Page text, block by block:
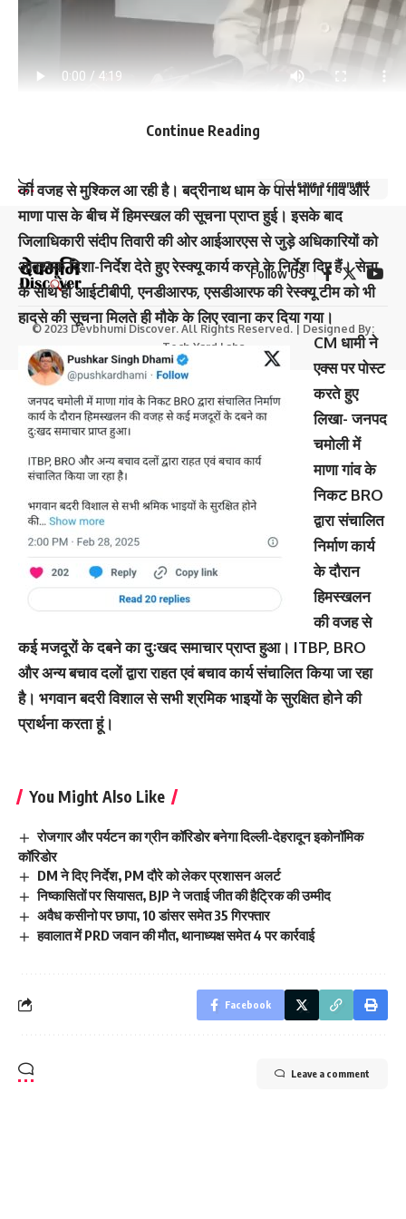
निष्कासितों पर सियासत, BJP ने जताई जीत की हैट्रिक की उम्मीद
अवैध कसीनो पर छापा, 10 डांसर समेत 35 गिरफ्तार
हवालात में PRD जवान की मौत, थानाध्यक्ष समेत 4 पर कार्रवाई
Leave a comment
CM धामी ने बताया कि रेस्क्यू ऑपरेशन लगातार जारी है। यहां सेना और
की वजह से मुश्किल आ रही है। बद्रीनाथ धाम के पास माणा गांव और
माणा पास के बीच में हिमस्खल की सूचना प्राप्त हुई। इसके बाद
जिलाधिकारी संदीप तिवारी की ओर आईआरएस से जुड़े अधिकारियों को
आवश्यक दिशा-निर्देश देते हुए रेस्क्यू कार्य करने के निर्देश दिए हैं। सेना
के साथ ही आईटीबीपी, एनडीआरफ, एसडीआरफ की रेस्क्यू टीम को भी
हादसे की सूचना मिलते ही मौके के लिए रवाना कर दिया गया।
CM धामी ने
एक्स पर पोस्ट
करते हुए
लिखा- जनपद
चमोली में
माणा गांव के
निकट BRO
द्वारा संचालित
निर्माण कार्य
के दौरान
हिमस्खलन
की वजह से
कई मजदूरों के दबने का दुःखद समाचार प्राप्त हुआ। ITBP, BRO
और अन्य बचाव दलों द्वारा राहत एवं बचाव कार्य संचालित किया जा रहा
है। भगवान बदरी विशाल से सभी श्रमिक भाइयों के सुरक्षित होने की
प्रार्थना करता हूं।
You Might Also Like
रोजगार और पर्यटन का ग्रीन कॉरिडोर बनेगा दिल्ली-देहरादून इकोनॉमिक
कॉरिडोर
DM ने दिए निर्देश, PM दौरे को लेकर प्रशासन अलर्ट
निष्कासितों पर सियासत, BJP ने जताई जीत की हैट्रिक की उम्मीद
अवैध कसीनो पर छापा, 10 डांसर समेत 35 गिरफ्तार
हवालात में PRD जवान की मौत, थानाध्यक्ष समेत 4 पर कार्रवाई
Facebook
Leave a comment
Continue Reading
Follow US
© 2023 Devbhumi Discover. All Rights Reserved. | Designed By:
Tech Yard Labs